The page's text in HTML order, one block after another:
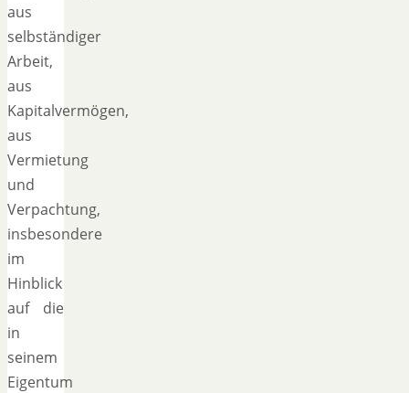
aus
selbständiger
Arbeit,
aus
Kapitalvermögen,
aus
Vermietung
und
Verpachtung,
insbesondere
im
Hinblick
auf die
in
seinem
Eigentum